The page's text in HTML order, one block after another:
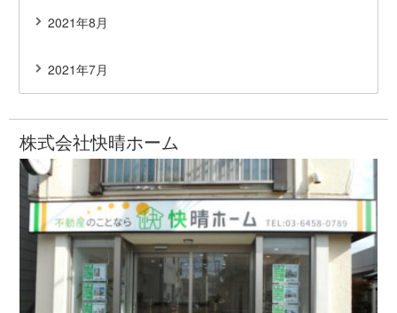
2021年8月
2021年7月
株式会社快晴ホーム